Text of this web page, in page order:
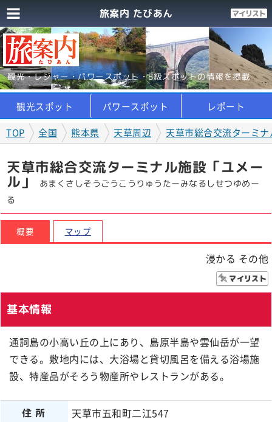
旅案内 たびあん
観光・レジャー・パワースポット・B級スポットの情報を掲載
観光スポット パワースポット
レポート
TOP
全国 熊本県 天草周辺 天草市総合交流ターミ
天草市総合交流ターミナル施設「ユメー
ル」
あまくさしそうごうこうりゅうたーみなるしせつゆめー
る
概要 マップ
浸かる その他
基本情報
通詞島の小高い丘の上にあり、島原半島や雲仙岳が一望
できる。敷地内には、大浴場と貸切風呂を備える浴場施
設、特産品がそろう物産所やレストランがある。
住所 天草市五和町二江547